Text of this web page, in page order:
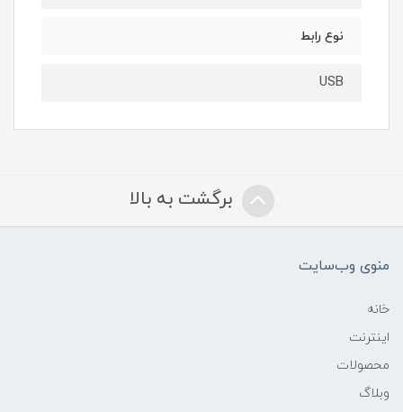
نوع رابط
USB
برگشت به بالا
منوی وب‌سایت
خانه
اینترنت
محصولات
وبلاگ